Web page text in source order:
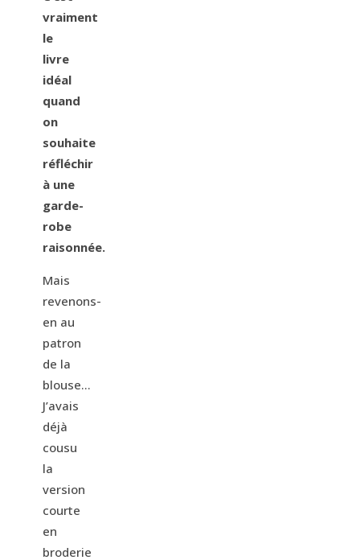
vraiment
le
livre
idéal
quand
on
souhaite
réfléchir
à une
garde-
robe
raisonnée.
Mais
revenons-
en au
patron
de la
blouse…
J’avais
déjà
cousu
la
version
courte
en
broderie